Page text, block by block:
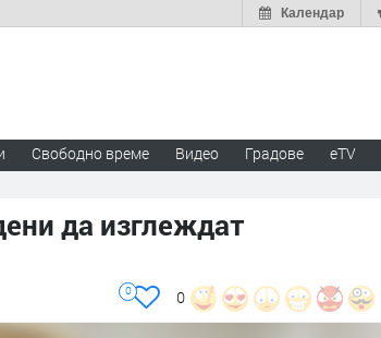
Календар
Свободно време Видео Градове eTV
да изглеждат
0
0